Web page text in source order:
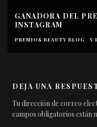
GANADORA DEL
INSTAGRAM
PREMIOS BEAUTY BLOG V
DEJA UNA
Tu dirección de correo
campos obligatorios están